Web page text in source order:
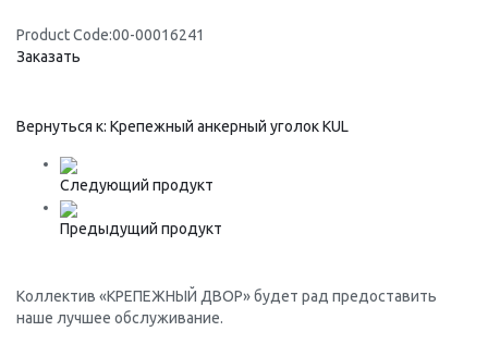
Product Code:00-00016241
Заказать
Вернуться к: Крепежный анкерный уголок KUL
Следующий продукт
Предыдущий продукт
Коллектив «КРЕПЕЖНЫЙ ДВОР» будет рад предоставить
наше лучшее обслуживание.